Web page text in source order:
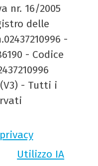
nr. 16/2005
delle
-
- Codice
- Tutti i
Utilizzo IA